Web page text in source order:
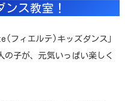
ス教室！
フィエルテ)キッズダンス」
子が、元気いっぱい楽しく